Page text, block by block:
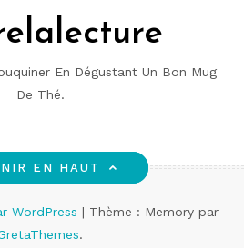
En Dégustant Un Bon Mug
De Thé.
EN HAUT
WordPress | Thème : Memory par
.